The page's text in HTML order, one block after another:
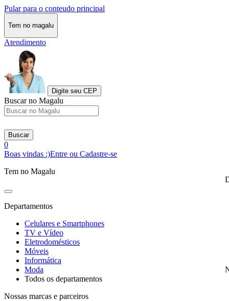
Pular para o conteudo principal
Tem no magalu
Atendimento
Digite seu CEP
Buscar no Magalu
Buscar
0
Boas vindas :)Entre ou Cadastre-se
Tem no Magalu
Departamentos
Celulares e Smartphones
TV e Vídeo
Eletrodomésticos
Móveis
Informática
Moda
Todos os departamentos
Nossas marcas e parceiros